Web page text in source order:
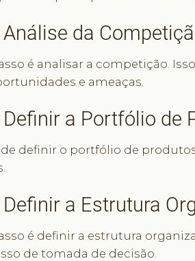
da
é analisar a competição.
e ameaças.
Definir a Portfólio de
de definir o portfólio de
a Estrutura
é definir a estrutura
de tomada de decisão.